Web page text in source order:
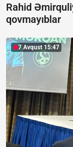
Rahid
qovmayıblar
7 Avqust 15:47